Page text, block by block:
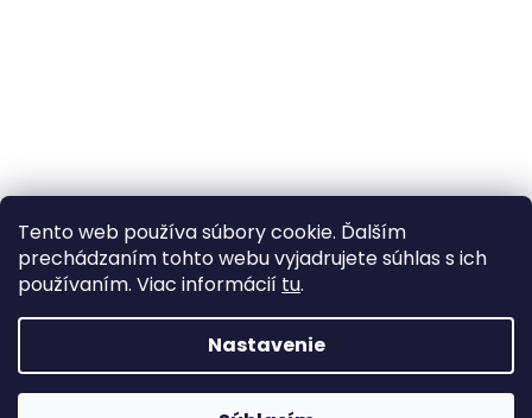
Tento web používa súbory cookie. Ďalším
prechádzaním tohto webu vyjadrujete súhlas s ich
používaním. Viac informácií tu.
Nastavenie
Vytvoril Shoptet